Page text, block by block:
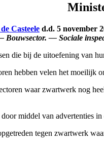
Casteele d.d. 5 november
— Sociale
die bij de uitoefening van
hebben velen het moeilijk
waar zwartwerk nog
middel van advertenties
tegen zwartwerk